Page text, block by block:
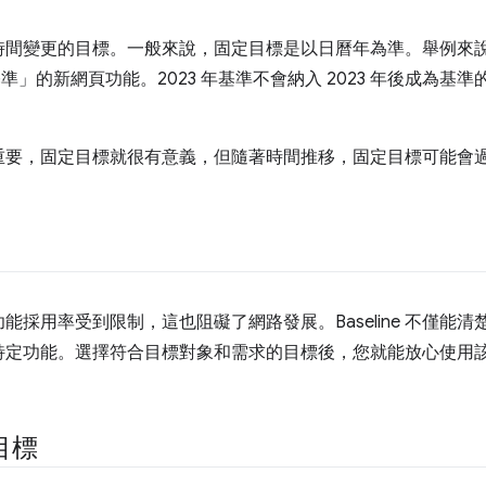
變更的目標。一般來說，固定目標是以日曆年為準。舉例來
」的新網頁功能。2023 年基準不會納入 2023 年後成為基準
，固定目標就很有意義，但隨著時間推移，固定目標可能會
採用率受到限制，這也阻礙了網路發展。Baseline 不僅能清
定功能。選擇符合目標對象和需求的目標後，您就能放心使用
標